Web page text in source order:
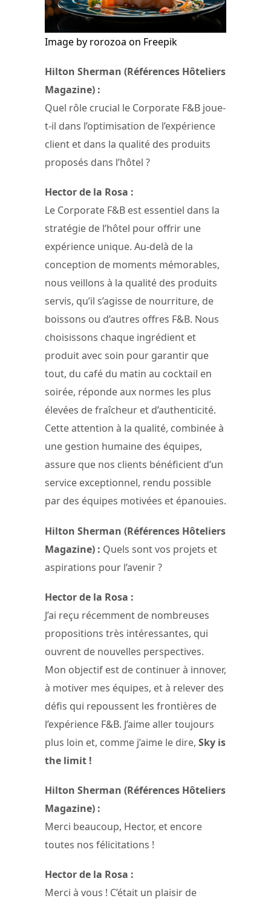
Image by rorozoa on Freepik
Hilton Sherman (Références Hôteliers
Magazine) :
Quel rôle crucial le Corporate F&B joue-
t-il dans l’optimisation de l’expérience
client et dans la qualité des produits
proposés dans l’hôtel ?
Hector de la Rosa :
Le Corporate F&B est essentiel dans la
stratégie de l’hôtel pour offrir une
expérience unique. Au-delà de la
conception de moments mémorables,
nous veillons à la qualité des produits
servis, qu’il s’agisse de nourriture, de
boissons ou d’autres offres F&B. Nous
choisissons chaque ingrédient et
produit avec soin pour garantir que
tout, du café du matin au cocktail en
soirée, réponde aux normes les plus
élevées de fraîcheur et d’authenticité.
Cette attention à la qualité, combinée à
une gestion humaine des équipes,
assure que nos clients bénéficient d’un
service exceptionnel, rendu possible
par des équipes motivées et épanouies.
Hilton Sherman (Références Hôteliers
Magazine) : Quels sont vos projets et
aspirations pour l’avenir ?
Hector de la Rosa :
J’ai reçu récemment de nombreuses
propositions très intéressantes, qui
ouvrent de nouvelles perspectives.
Mon objectif est de continuer à innover,
à motiver mes équipes, et à relever des
défis qui repoussent les frontières de
l’expérience F&B. J’aime aller toujours
plus loin et, comme j’aime le dire, Sky is
the limit !
Hilton Sherman (Références Hôteliers
Magazine) :
Merci beaucoup, Hector, et encore
toutes nos félicitations !
Hector de la Rosa :
Merci à vous ! C’était un plaisir de